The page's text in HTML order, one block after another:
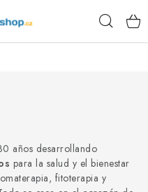
en
años desarrollando
para la salud y el bienestar
fitoterapia y